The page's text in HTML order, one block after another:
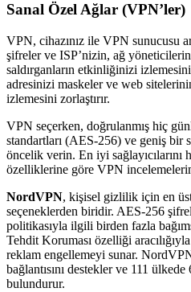
Sanal Özel Ağlar (VPN’ler)
VPN, cihazınız ile VPN sunucusu
şifreler ve ISP’nizin, ağ
saldırganların etkinliğinizi
adresinizi maskeler ve web
izlemesini zorlaştırır.
VPN seçerken, doğrulanmış hiç
standartları (AES-256) ve geniş bir
öncelik verin. En iyi
özelliklerine göre VPN
NordVPN, kişisel gizlilik için en
seçeneklerden biridir. AES-256
politikasıyla ilgili birden fazla
Tehdit Koruması özelliği
reklam engellemeyi sunar.
bağlantısını destekler ve 111
bulundurur.